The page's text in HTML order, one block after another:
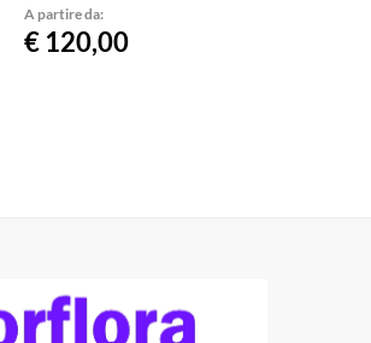
A partire da:
€ 120,00